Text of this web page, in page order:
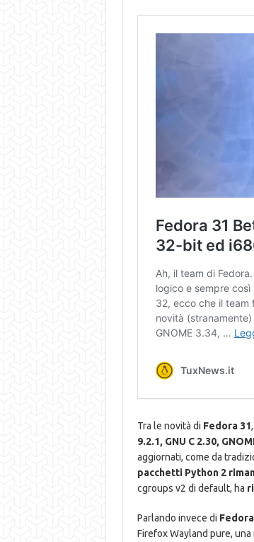
Tra le novità di Fedora 31
9.2.1, GNU C 2.30,
aggiornati, come da
pacchetti Python 2
cgroups v2 di default, ha
Parlando invece di
Firefox Wayland pure,